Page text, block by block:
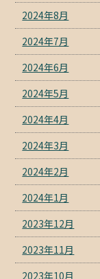
2024年8月
2024年7月
2024年6月
2024年5月
2024年4月
2024年3月
2024年2月
2024年1月
2023年12月
2023年11月
2023年10月